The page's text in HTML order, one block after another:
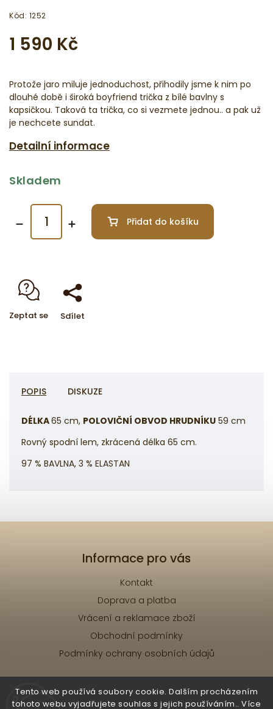
Tento web používá soubory cookie. Dalším procházením
tohoto webu vyjadřujete souhlas s jejich používáním.. Více
Kód: 1252
1 590 Kč
Protože jaro miluje jednoduchost, přihodily jsme k nim po
dlouhé době i široká boyfriend trička z bílé bavlny s
kapsičkou. Taková ta trička, co si vezmete jednou.. a pak už
je nechcete sundat.
Detailní informace
Skladem
Přidat do košíku
Zeptat se Sdílet
POPIS DISKUZE
DÉLKA65 cm, POLOVIČNÍ OBVOD HRUDNÍKU 59 cm
Rovný spodní lem, zkrácená délka 65 cm.
97 % BAVLNA, 3 % ELASTAN
Informace pro vás
Kontakt
Doprava a platba
Vrácení a reklamace zboží
Obchodní podmínky
Podmínky ochrany osobních údajů